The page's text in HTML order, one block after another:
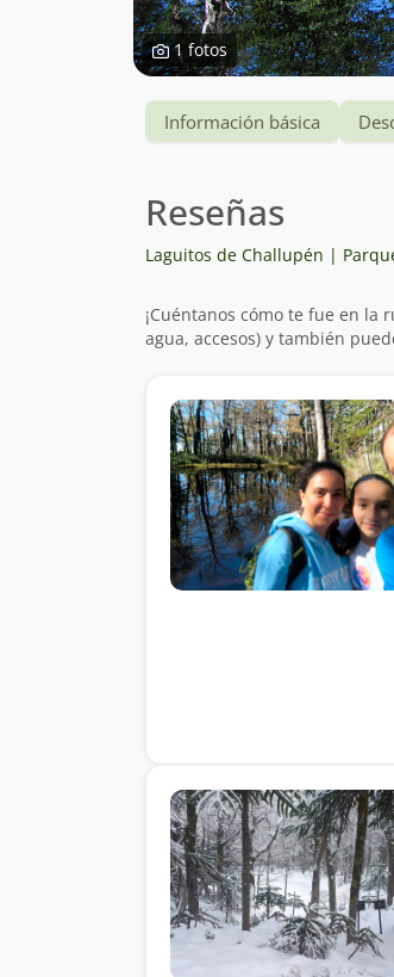
1 fotos
Información básica
Reseñas
Laguitos de Challupén |
¡Cuéntanos cómo te fue en la
agua, accesos) y también